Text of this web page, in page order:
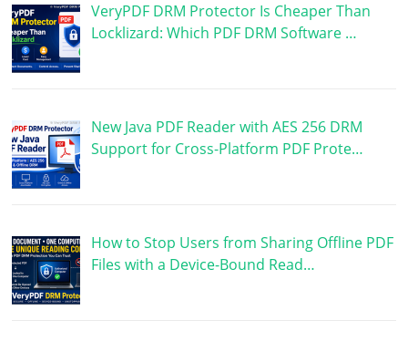
VeryPDF DRM Protector Is Cheaper Than
Locklizard: Which PDF DRM Software …
New Java PDF Reader with AES 256 DRM
Support for Cross-Platform PDF Prote…
How to Stop Users from Sharing Offline PDF
Files with a Device-Bound Read…